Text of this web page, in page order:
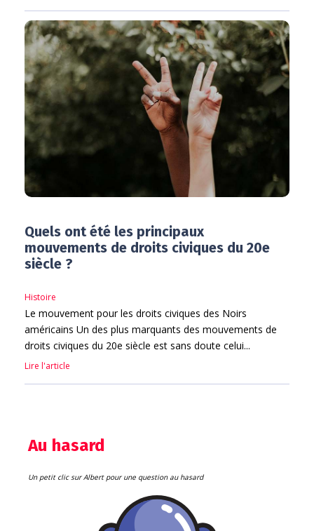
Quels ont été les principaux
mouvements de droits civiques du 20e
siècle ?
Histoire
Le mouvement pour les droits civiques des Noirs
américains Un des plus marquants des mouvements de
droits civiques du 20e siècle est sans doute celui...
Lire l'article
Au hasard
Un petit clic sur Albert pour une question au hasard